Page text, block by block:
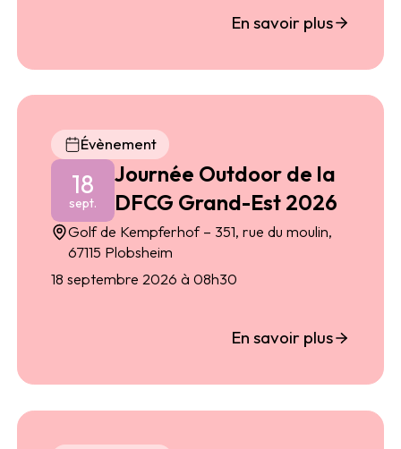
En savoir plus
Évènement
18
sept.
Journée Outdoor de la
DFCG Grand-Est 2026
Golf de Kempferhof – 351, rue du moulin,
67115 Plobsheim
18 septembre 2026 à 08h30
En savoir plus